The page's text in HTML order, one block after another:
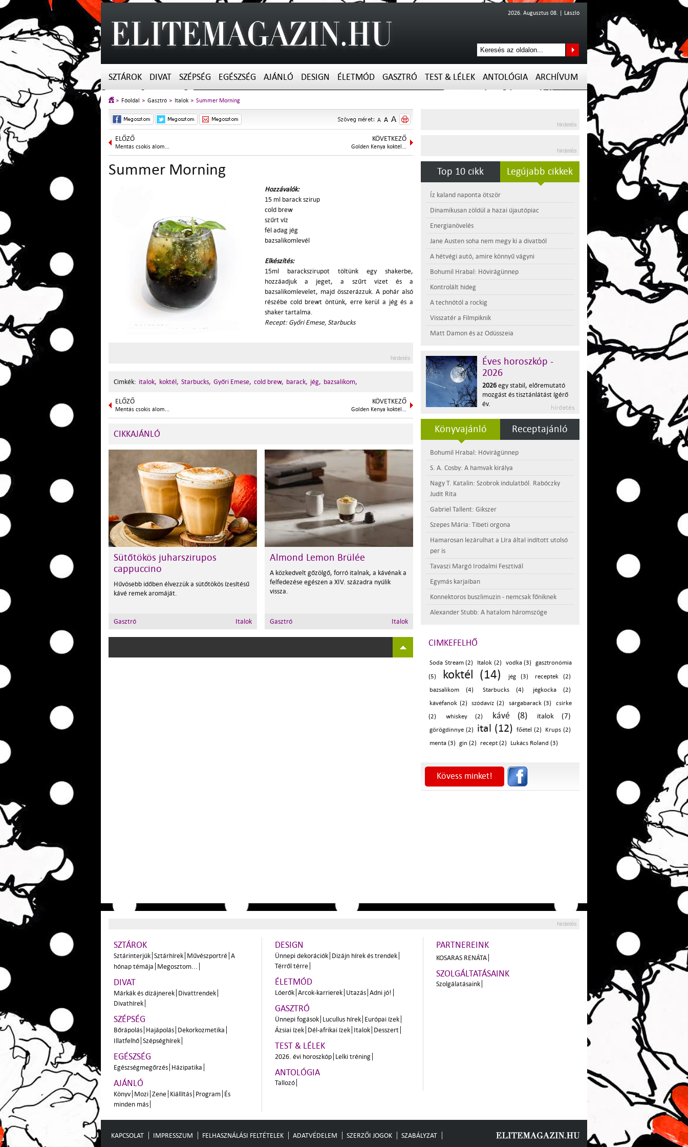
2026. Augusztus 08. | László
SZTÁROK DIVAT SZÉPSÉG EGÉSZSÉG AJÁNLÓ DESIGN ÉLETMÓD GASZTRÓ TEST & LÉLEK ANTOLÓGIA ARCHÍVUM
Főoldal Gasztró Italok Summer Morning
ELŐZŐ
Mentás csokis álom...
KÖVETKEZŐ
Golden Kenya koktél...
Summer Morning
Hozzávalók:
15 ml barack szirup
cold brew
szűrt víz
fél adag jég
bazsalikomlevél
Elkészítés:
15ml barackszirupot töltünk egy shakerbe,
hozzáadjuk a jeget, a szűrt vizet és a
bazsalikomlevelet, majd összerázzuk. A pohár alsó
részébe cold brewt öntünk, erre kerül a jég és a
shaker tartalma.
Recept: Győri Emese, Starbucks
hirdetés
Cimkék: italok, koktél, Starbucks, Győri Emese, cold brew, barack, jég, bazsalikom,
ELŐZŐ
Mentás csokis álom...
KÖVETKEZŐ
Golden Kenya koktél...
CIKKAJÁNLÓ
Sütőtökös juharszirupos
cappuccino
Hűvösebb időben élvezzük a sütőtökös ízesítésű
kávé remek aromáját.
Gasztró Italok
Almond Lemon Brülée
A közkedvelt gőzölgő, forró italnak, a kávénak a
felfedezése egészen a XIV. századra nyúlik
vissza.
Gasztró Italok
hirdetés
hirdetés
Top 10 cikk Legújabb cikkek
Íz kaland naponta ötször
Dinamikusan zöldül a hazai újautópiac
Energianövelés
Jane Austen soha nem megy ki a divatból
A hétvégi autó, amire könnyű vágyni
Bohumil Hrabal: Hóvirágünnep
Kontrolált hideg
A technótól a rockig
Visszatér a Filmpiknik
Matt Damon és az Odüsszeia
Éves horoszkóp -
2026
2026 egy stabil, előremutató
mozgást és tisztánlátást ígérő
év.
Könyvajánló Receptajánló
Bohumil Hrabal: Hóvirágünnep
S. A. Cosby: A hamvak királya
Nagy T. Katalin: Szobrok indulatból. Rabóczky
Judit Rita
Gabriel Tallent: Gikszer
Szepes Mária: Tibeti orgona
Hamarosan lezárulhat a Líra által indított utolsó
per is
Tavaszi Margó Irodalmi Fesztivál
Egymás karjaiban
Konnektoros buszlimuzin - nemcsak főniknek
Alexander Stubb: A hatalom háromszöge
CIMKEFELHŐ
Soda Stream (2) Italok (2) vodka (3) gasztronómia
(5) koktél (14) jég (3)
receptek (2)
bazsalikom (4)
Starbucks (4)
jégkocka (2)
kávéfanok (2)
szódavíz (2) sárgabarack (3)
csirke
(2)
whiskey (2) kávé (8) italok (7)
görögdinnye (2) ital (12) főétel (2)
Krups (2)
menta (3)
gin (2) recept (2) Lukács Roland (3)
Kövess minket!
hirdetés
SZTÁROK
Sztárinterjúk Sztárhírek Művészportré A
hónap témája Megosztom...
DIVAT
Márkák és dizájnerek Divattrendek
Divathírek
SZÉPSÉG
Bőrápolás Hajápolás Dekorkozmetika
Illatfelhő Szépséghírek
EGÉSZSÉG
Egészségmegőrzés Házipatika
AJÁNLÓ
Könyv Mozi Zene Kiállítás Program És
minden más
DESIGN
Ünnepi dekorációk Dizájn hírek és trendek
Térről térre
ÉLETMÓD
Lóerők Arcok-karrierek Utazás Adni jó!
GASZTRÓ
Ünnepi fogások Lucullus hírek Európai ízek
Ázsiai ízek Dél-afrikai ízek Italok Desszert
TEST & LÉLEK
2026. évi horoszkóp Lelki tréning
ANTOLÓGIA
Tallozó
PARTNEREINK
KOSARAS RENÁTA
SZOLGÁLTATÁSAINK
Szolgálatásaink
KAPCSOLAT IMPRESSZUM FELHASZNÁLÁSI FELTÉTELEK ADATVÉDELEM SZERZŐI JOGOK SZABÁLYZAT